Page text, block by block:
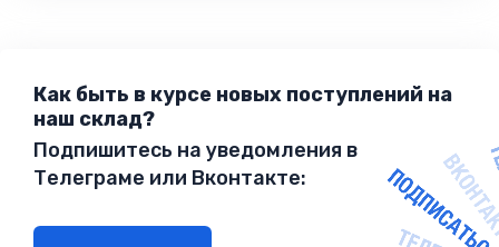
Как быть в курсе новых поступлений на
наш склад?
Подпишитесь на уведомления в
Телеграме или Вконтакте: